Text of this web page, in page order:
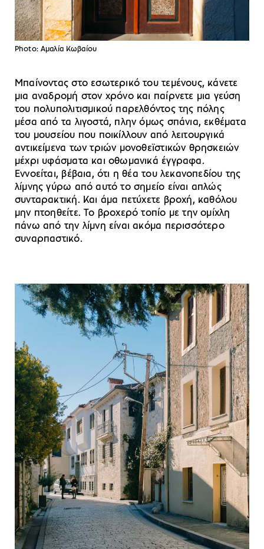
Photo: Aμαλία Κωβαίου
Μπαίνοντας στο εσωτερικό του τεμένους, κάνετε
μια αναδρομή στον χρόνο και παίρνετε μια γεύση
του πολυπολιτισμικού παρελθόντος της πόλης
μέσα από τα λιγοστά, πλην όμως σπάνια, εκθέματα
του μουσείου που ποικίλλουν από λειτουργικά
αντικείμενα των τριών μονοθεϊστικών θρησκειών
μέχρι υφάσματα και οθωμανικά έγγραφα.
Εννοείται, βέβαια, ότι η θέα του λεκανοπεδίου της
λίμνης γύρω από αυτό το σημείο είναι απλώς
συνταρακτική. Και άμα πετύχετε βροχή, καθόλου
μην πτοηθείτε. Το βροχερό τοπίο με την ομίχλη
πάνω από την λίμνη είναι ακόμα περισσότερο
συναρπαστικό.